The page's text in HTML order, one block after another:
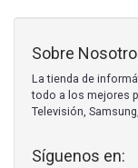
Sobre
La tienda de
todo a los mejores
Televisión,
Síguenos en: